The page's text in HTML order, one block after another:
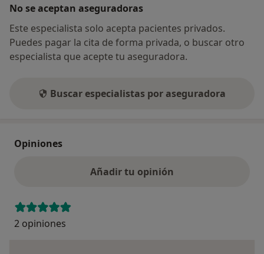
No se aceptan aseguradoras
Este especialista solo acepta pacientes privados.
Puedes pagar la cita de forma privada, o buscar otro
especialista que acepte tu aseguradora.
Buscar especialistas por aseguradora
Opiniones
Añadir tu opinión
2 opiniones